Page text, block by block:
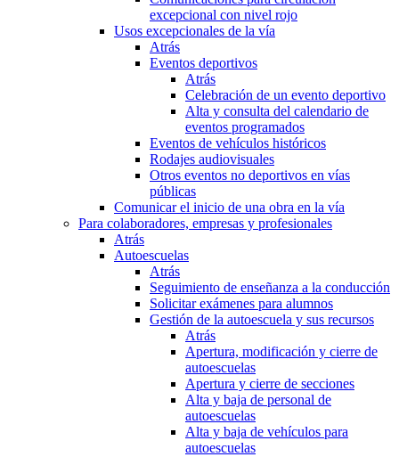
excepcional con nivel rojo
Usos excepcionales de la vía
Atrás
Eventos deportivos
Atrás
Celebración de un evento deportivo
Alta y consulta del calendario de
eventos programados
Eventos de vehículos históricos
Rodajes audiovisuales
Otros eventos no deportivos en vías
públicas
Comunicar el inicio de una obra en la vía
Para colaboradores, empresas y profesionales
Atrás
Autoescuelas
Atrás
Seguimiento de enseñanza a la conducción
Solicitar exámenes para alumnos
Gestión de la autoescuela y sus recursos
Atrás
Apertura, modificación y cierre de
autoescuelas
Apertura y cierre de secciones
Alta y baja de personal de
autoescuelas
Alta y baja de vehículos para
autoescuelas